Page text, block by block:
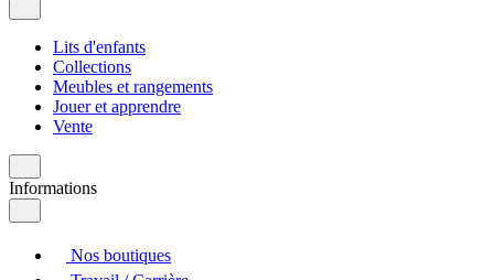
Lits d'enfants
Collections
Meubles et rangements
Jouer et apprendre
Vente
Informations
Nos boutiques